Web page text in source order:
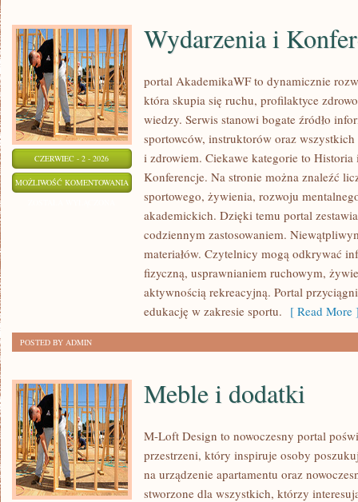
CZERWIEC - 2 - 2026
MOŻLIWOŚĆ KOMENTOWANIA WYDARZENIA
KONFERENCJE
Wydarzenia i
portal AkademikaWF to dynamicznie
która skupia się ruchu, profilaktyce
wiedzy. Serwis stanowi bogate źródło
sportowców, instruktorów oraz
i zdrowiem. Ciekawe kategorie to
Konferencje. Na stronie można znaleźć
sportowego, żywienia, rozwoju
akademickich. Dzięki temu portal
codziennym zastosowaniem.
materiałów. Czytelnicy mogą odkrywać
fizyczną, usprawnianiem ruchowym,
aktywnością rekreacyjną. Portal
edukację w zakresie sportu. [ Read More
POSTED BY ADMIN
Meble i dodatki
M-Loft Design to nowoczesny portal
przestrzeni, który inspiruje osoby
na urządzenie apartamentu oraz
stworzone dla wszystkich, którzy